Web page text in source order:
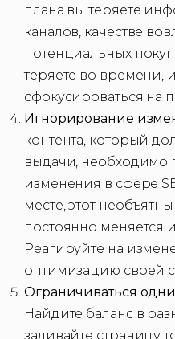
плана вы теряете
каналов, качестве
потенциальных
теряете во времени,
сфокусироваться на
Игнорирование
контента, который
выдачи, необходимо
изменения в сфере
месте, этот
постоянно меняется
Реагируйте на
оптимизацию своей
Ограничиваться
Найдите баланс в
заливайте страницу